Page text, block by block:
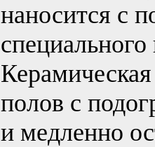
наносится с
полов с
и медленно